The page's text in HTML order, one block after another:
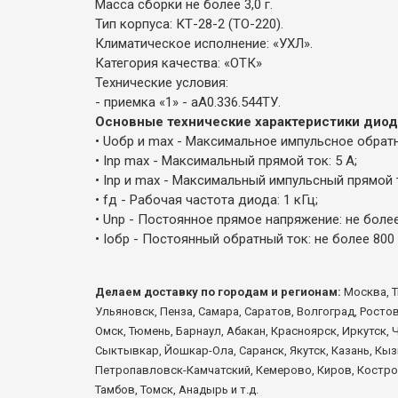
Масса сборки не более 3,0 г.
Тип корпуса: КТ-28-2 (ТО-220).
Климатическое исполнение: «УХЛ».
Категория качества: «ОТК»
Технические условия:
- приемка «1» - аА0.336.544ТУ.
Основные технические характеристики
• Uoбp и max - Максимальное импульсное
• Inp max - Максимальный прямой ток: 5 А;
• Inp и max - Максимальный импульсный прямой
• fд - Рабочая частота диода: 1 кГц;
• Unp - Постоянное прямое напряжение: не
• Ioбp - Постоянный обратный ток: не более
Делаем доставку по городам и регионам: Москва,
Ульяновск, Пенза, Самара, Саратов, Волгоград,
Омск, Тюмень, Барнаул, Абакан, Красноярск,
Сыктывкар, Йошкар-Ола, Саранск, Якутск, Казань,
Петропавловск-Камчатский, Кемерово, Киров,
Тамбов, Томск, Анадырь и т.д.